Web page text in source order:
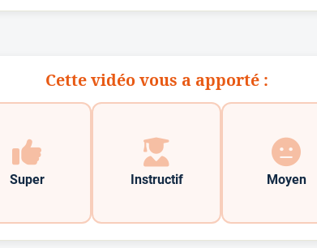
Cette vidéo vous a apporté :
Super Instructif Moyen